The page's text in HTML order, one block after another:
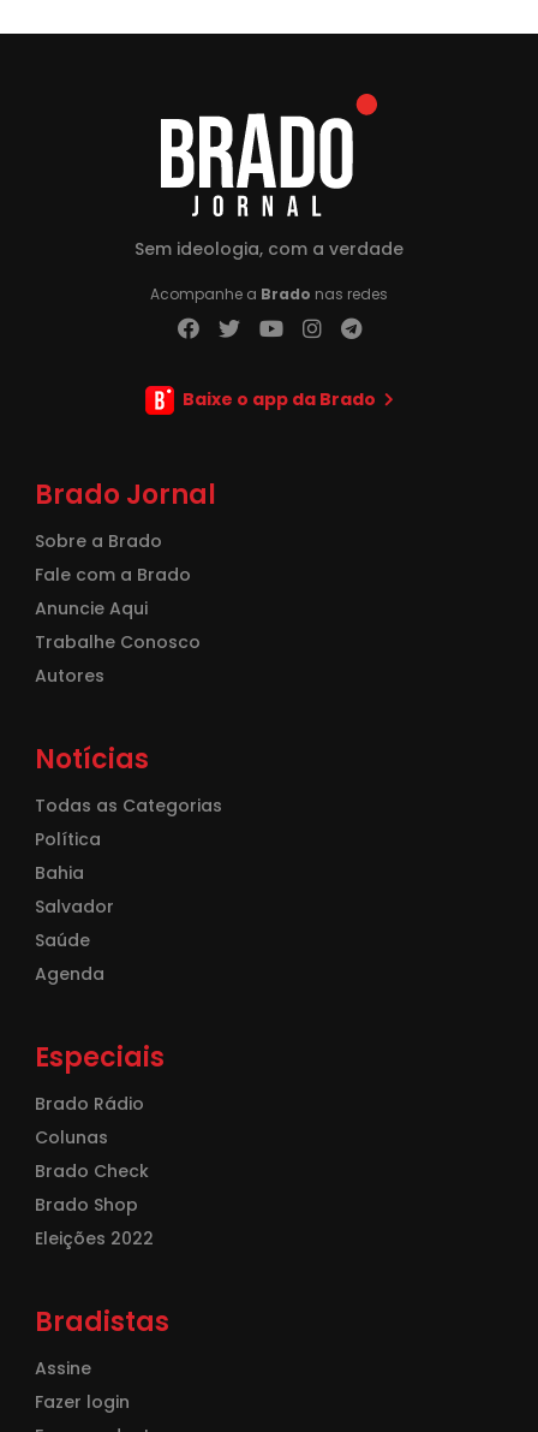
Sem ideologia, com a verdade
Acompanhe a Brado nas redes
Baixe o app da Brado
Brado Jornal
Sobre a Brado
Fale com a Brado
Anuncie Aqui
Trabalhe Conosco
Autores
Notícias
Todas as Categorias
Política
Bahia
Salvador
Saúde
Agenda
Especiais
Brado Rádio
Colunas
Brado Check
Brado Shop
Eleições 2022
Bradistas
Assine
Fazer login